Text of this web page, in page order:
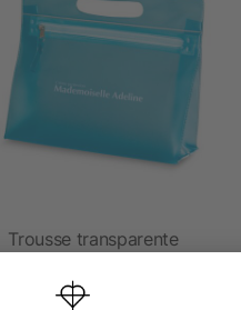
Trousse transparente